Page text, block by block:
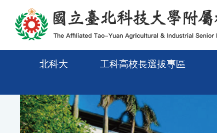
メインコンテンツエリアに移動
北科大 工科高校長選拔專區